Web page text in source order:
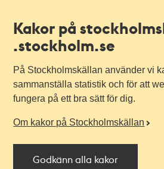
Kakor på
.stockholm.se
På Stockholmskällan använder vi
sammanställa statistik och för att
fungera på ett bra sätt för dig.
Om kakor på Stockholmskällan
Godkänn alla kakor